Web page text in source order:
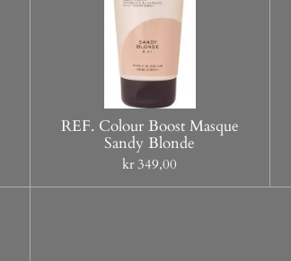
REF. Colour Boost Masque
Sandy Blonde
kr 349,00